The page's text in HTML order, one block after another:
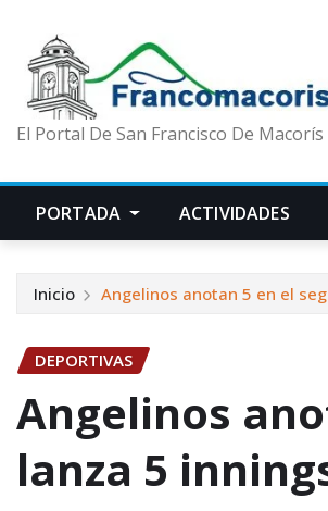
El Portal De San Francisco De Macorís
PORTADA ACTIVIDADES
Inicio Angelinos anotan 5 en el
DEPORTIVAS
Angelinos
lanza 5